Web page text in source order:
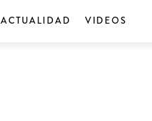
ACTUALIDAD VIDEOS